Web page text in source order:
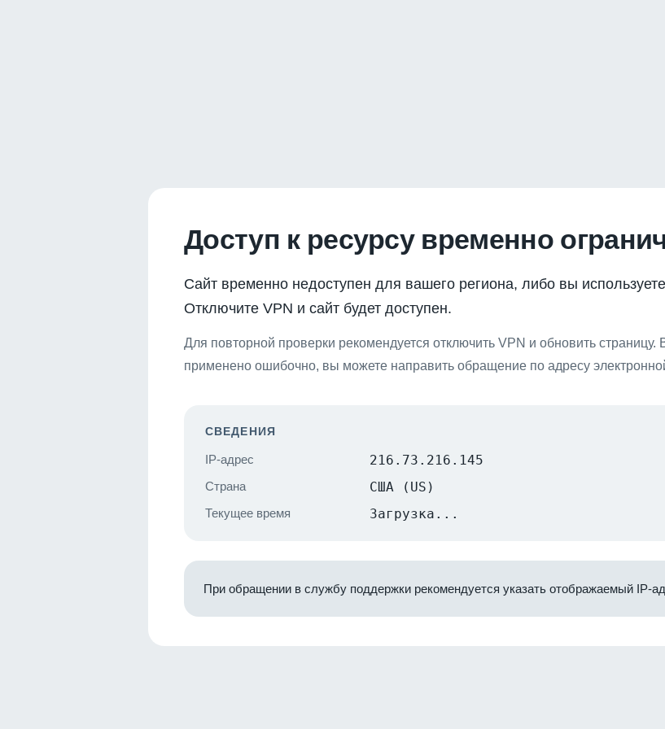
Доступ к ресурсу временно
Сайт временно недоступен для вашего региона, либо вы
Отключите VPN и сайт будет доступен.
Для повторной проверки рекомендуется отключить VPN и обновить
применено ошибочно, вы можете направить обращение по адресу
СВЕДЕНИЯ
IP-адрес 216.73.216.145
Страна США (US)
Текущее время Загрузка...
При обращении в службу поддержки рекомендуется указать отображаемый IP-